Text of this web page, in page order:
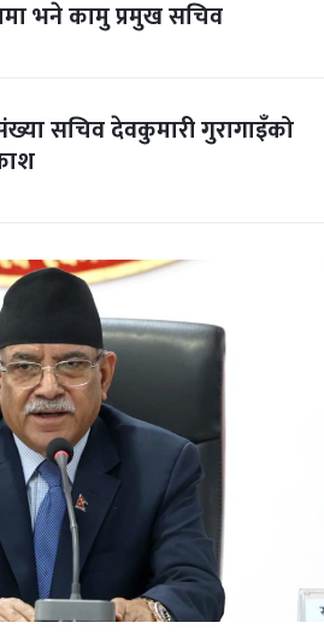
भने कामु प्रमुख सचिव
सचिव देवकुमारी गुरागाइँको